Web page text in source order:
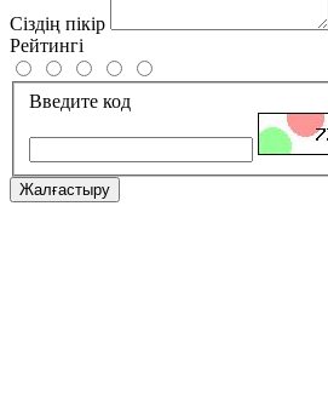
Сіздің пікір
Рейтингі
Введите код
Жалғастыру